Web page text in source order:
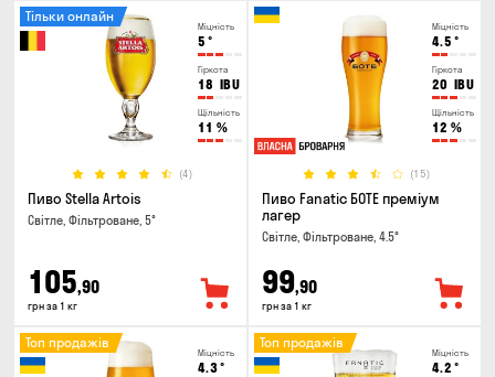
Міцність
5 °
Гіркота
18 IBU
Щільність
11 %
(4)
Тільки онлайн
Пиво Stella Artois
Світле, Фільтроване, 5°
105,90
грн за 1 кг
Міцність
4.5 °
Гіркота
20 IBU
Щільність
12 %
(15)
Пиво Fanatic БОТЕ преміум
лагер
Світле, Фільтроване, 4.5°
99,90
грн за 1 кг
Міцність
4.3°
Топ продажів
Міцність
4.2 °
Топ продажів